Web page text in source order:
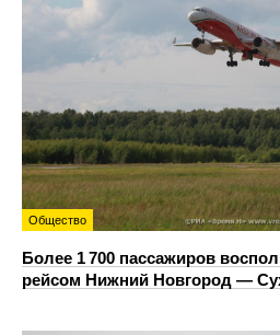
Общество
Более 1 700 пассажиров
рейсом Нижний Новгород —